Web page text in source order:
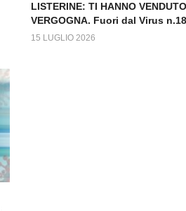
LISTERINE: TI HANNO
VERGOGNA. Fuori dal Virus
15 LUGLIO 2026